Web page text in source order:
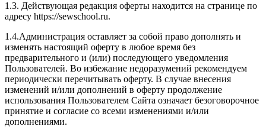
1.3. Действующая редакция оферты находится на странице по
адресу https://sewschool.ru.
1.4.Администрация оставляет за собой право дополнять и
изменять настоящий оферту в любое время без
предварительного и (или) последующего уведомления
Пользователей. Во избежание недоразумений рекомендуем
периодически перечитывать оферту. В случае внесения
изменений и/или дополнений в оферту продолжение
использования Пользователем Сайта означает безоговорочное
принятие и согласие со всеми изменениями и/или
дополнениями.